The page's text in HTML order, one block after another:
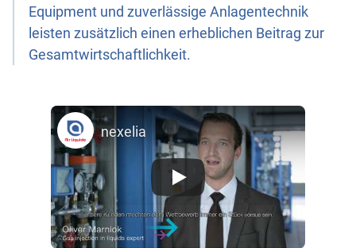
nexelia
Equipment und zuverlässige Anlagentechnik
leisten zusätzlich einen erheblichen Beitrag zur
Gesamtwirtschaftlichkeit.